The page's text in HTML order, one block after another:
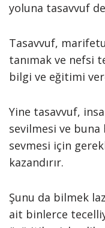
yoluna tasavvuf
Tasavvuf,
tanımak ve nefsi
bilgi ve eğitimi
Yine tasavvuf,
sevilmesi ve buna
sevmesi için
kazandırır.
Şunu da bilmek
ait binlerce